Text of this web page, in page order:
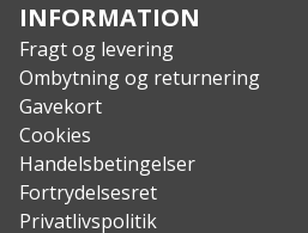
INFORMATION
Fragt og levering
Ombytning og returnering
Gavekort
Cookies
Handelsbetingelser
Fortrydelsesret
Privatlivspolitik